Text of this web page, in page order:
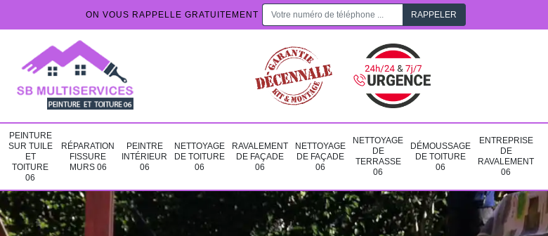
ON VOUS RAPPELLE GRATUITEMENT
PEINTURE
SUR TUILE
ET
TOITURE
06
RÉPARATION
FISSURE
MURS 06
PEINTRE
INTÉRIEUR
06
NETTOYAGE
DE TOITURE
06
RAVALEMENT
DE FAÇADE
06
NETTOYAGE
DE FAÇADE
06
NETTOYAGE
DE
TERRASSE
06
DÉMOUSSAGE
DE TOITURE
06
ENTREPRISE
DE
RAVALEMENT
06